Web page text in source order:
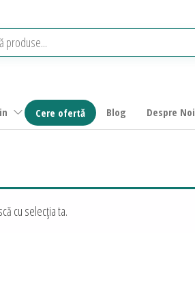
Cere ofertă Blog Despre Noi
cu selecția ta.